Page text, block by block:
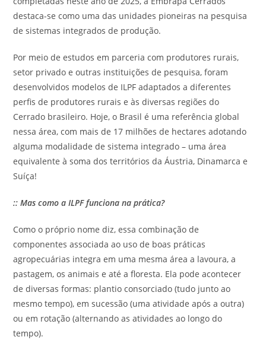
destaca-se como uma das unidades pioneiras na pesquisa
de sistemas integrados de produção.
Por meio de estudos em parceria com produtores rurais,
setor privado e outras instituições de pesquisa, foram
desenvolvidos modelos de ILPF adaptados a diferentes
perfis de produtores rurais e às diversas regiões do
Cerrado brasileiro. Hoje, o Brasil é uma referência global
nessa área, com mais de 17 milhões de hectares adotando
alguma modalidade de sistema integrado – uma área
equivalente à soma dos territórios da Áustria, Dinamarca e
Suíça!
:: Mas como a ILPF funciona na prática?
Como o próprio nome diz, essa combinação de
componentes associada ao uso de boas práticas
agropecuárias integra em uma mesma área a lavoura, a
pastagem, os animais e até a floresta. Ela pode acontecer
de diversas formas: plantio consorciado (tudo junto ao
mesmo tempo), em sucessão (uma atividade após a outra)
ou em rotação (alternando as atividades ao longo do
tempo).